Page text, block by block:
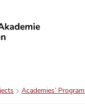
Academies’